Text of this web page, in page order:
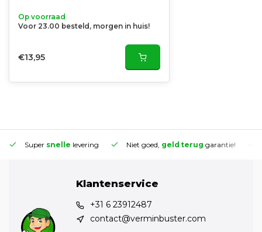
Op voorraad
Voor 23.00 besteld, morgen in huis!
€13,95
Super snelle levering Niet goed, geld terug garantie!
Klantenservice
+31 6 23912487
contact@verminbuster.com